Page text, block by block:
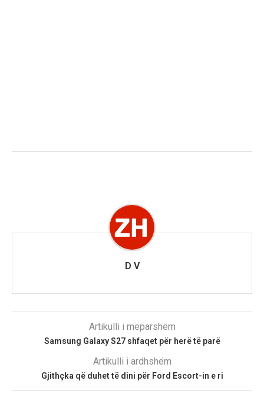
D V
Artikulli i mëparshëm
Samsung Galaxy S27 shfaqet për herë të parë
Artikulli i ardhshëm
Gjithçka që duhet të dini për Ford Escort-in e ri